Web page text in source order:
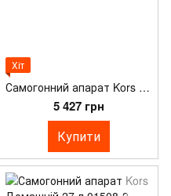
Хіт
Самогонний апарат Kors Домашній 14 л
5 427 грн
Купити